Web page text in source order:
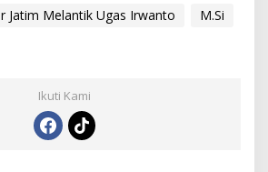
Jatim Melantik Ugas Irwanto
M.Si
Ikuti Kami